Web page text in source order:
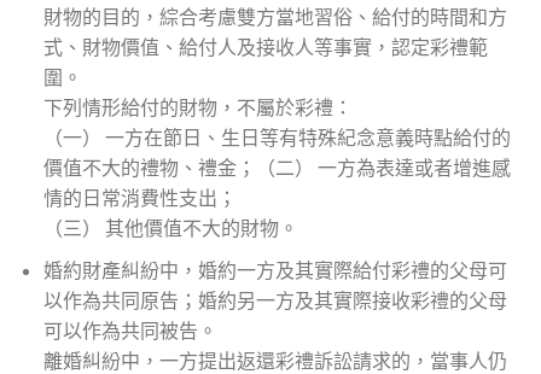
財物的目的，綜合考慮雙方當地習俗、給付的時間和方
式、財物價值、給付人及接收人等事實，認定彩禮範
圍。
下列情形給付的財物，不屬於彩禮：
（一） 一方在節日、生日等有特殊紀念意義時點給付的
價值不大的禮物、禮金；（二） 一方為表達或者增進感
情的日常消費性支出；
（三） 其他價值不大的財物。
婚約財產糾紛中，婚約一方及其實際給付彩禮的父母可
以作為共同原告；婚約另一方及其實際接收彩禮的父母
可以作為共同被告。
離婚糾紛中，一方提出返還彩禮訴訟請求的，當事人仍